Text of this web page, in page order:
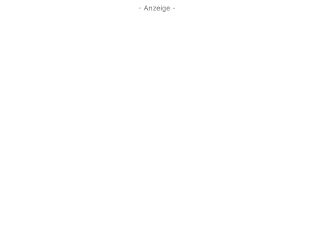
- Anzeige -